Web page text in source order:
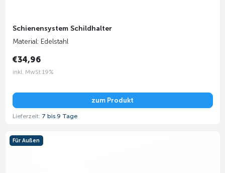
Schienensystem Schildhalter
Material: Edelstahl
€34,96
inkl. MwSt 19%
zum Produkt
Lieferzeit: 7 bis 9 Tage
Für Außen